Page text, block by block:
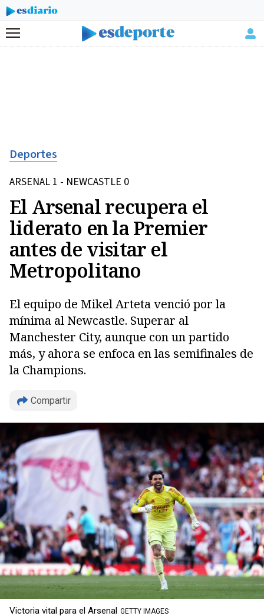
Menú
Deportes
ARSENAL 1 - NEWCASTLE 0
El Arsenal recupera el
liderato en la Premier
antes de visitar el
Metropolitano
El equipo de Mikel Arteta venció por la
mínima al Newcastle. Superar al
Manchester City, aunque con un partido
más, y ahora se enfoca en las semifinales de
la Champions.
Compartir
Copiar
Victoria vital para el Arsenal GETTY IMAGES